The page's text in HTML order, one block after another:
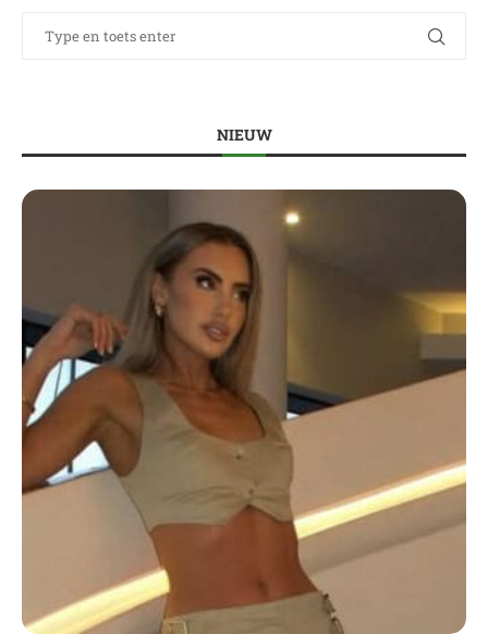
NIEUW